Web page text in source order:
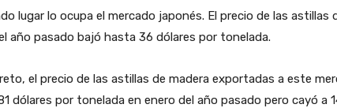
lugar lo ocupa el mercado japonés. El precio de las astillas
año pasado bajó hasta 36 dólares por tonelada.
el precio de las astillas de madera exportadas a este
dólares por tonelada en enero del año pasado pero cayó a